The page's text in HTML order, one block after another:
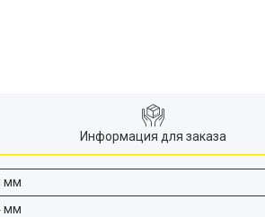
Информация для заказа
мм
мм